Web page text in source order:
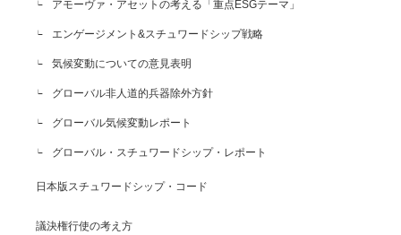
アモーヴァ・アセットの考える「重点ESGテーマ」
エンゲージメント&スチュワードシップ戦略
気候変動についての意見表明
グローバル非人道的兵器除外方針
グローバル気候変動レポート
グローバル・スチュワードシップ・レポート
日本版スチュワードシップ・コード
議決権行使の考え方